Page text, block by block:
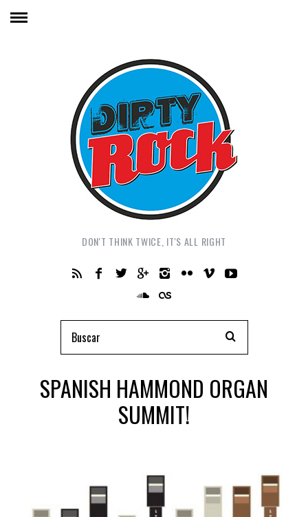
DON'T THINK TWICE, IT'S ALL RIGHT
SPANISH HAMMOND ORGAN
SUMMIT!